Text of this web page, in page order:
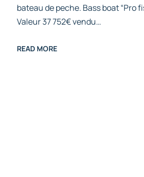
bateau de peche. Bass boat “Pro
Valeur 37 752€ vendu…
READ MORE